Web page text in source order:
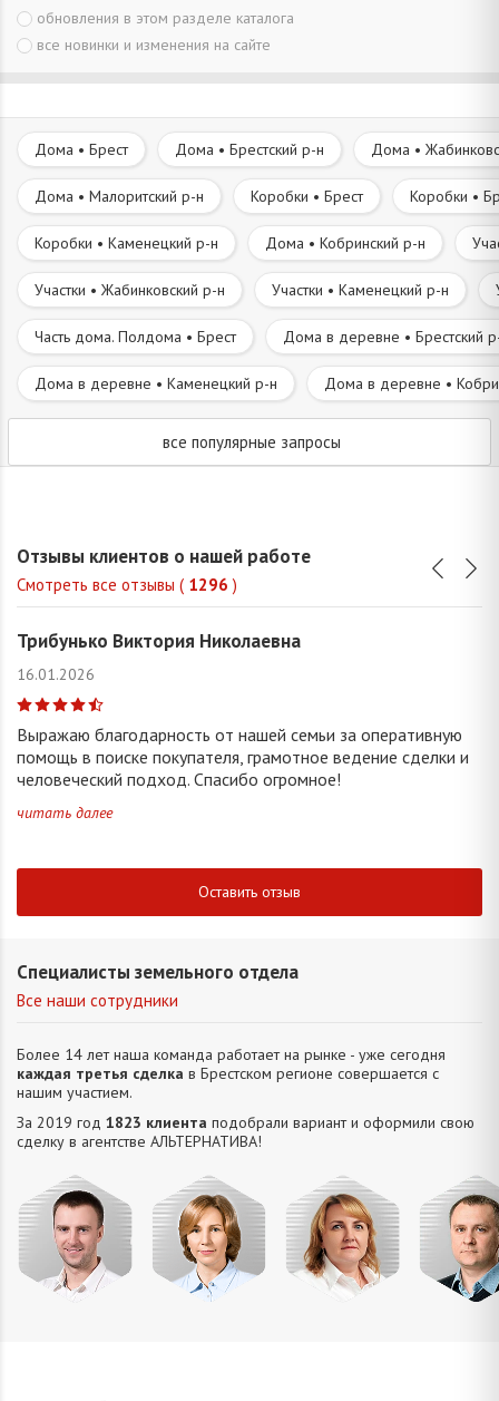
обновления в этом разделе каталога
все новинки и изменения на сайте
Дома • Брест Дома • Брестский р-н Дома •
Дома • Малоритский р-н Коробки • Брест Коробки •
Коробки • Каменецкий р-н Дома • Кобринский р-н
Участки • Жабинковский р-н Участки • Каменецкий р-н
Часть дома. Полдома • Брест Дома в деревне • Брестский
Дома в деревне • Каменецкий р-н Дома в деревне •
все популярные запросы
Отзывы клиентов о нашей работе
Смотреть все отзывы ( 1296 )
Трибунько Виктория Николаевна
16.01.2026
Выражаю благодарность от нашей семьи за оперативную
помощь в поиске покупателя, грамотное ведение сделки и
человеческий подход. Спасибо огромное!
читать далее
Оставить отзыв
Специалисты земельного отдела
Все наши сотрудники
Более 14 лет наша команда работает на рынке - уже сегодня
каждая третья сделка в Брестском регионе совершается с
нашим участием.
За 2019 год 1823 клиента подобрали вариант и оформили свою
сделку в агентстве АЛЬТЕРНАТИВA!